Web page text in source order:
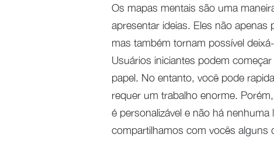
Os mapas mentais são uma
apresentar ideias. Eles não
mas também tornam possível
Usuários iniciantes podem
papel. No entanto, você pode
requer um trabalho enorme.
é personalizável e não há
compartilhamos com vocês alguns